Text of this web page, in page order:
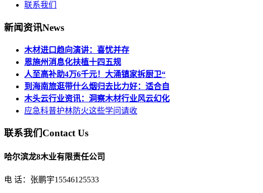
联系我们
新闻资讯News
木材进口趋向演讲：喜忧并存
恩施州消息化扶植十四五规
人至高补助4万6千元！大涌镇家拆厨卫“
到海南旅逛带什么烟归去比力好：适合自
木头云行业资讯：洞察木材行业风云幻化
应急科普护林防火这些学问请收
联系我们Contact Us
哈尔滨龙8木业有限责任公司
电 话：张鹏宇15546125533